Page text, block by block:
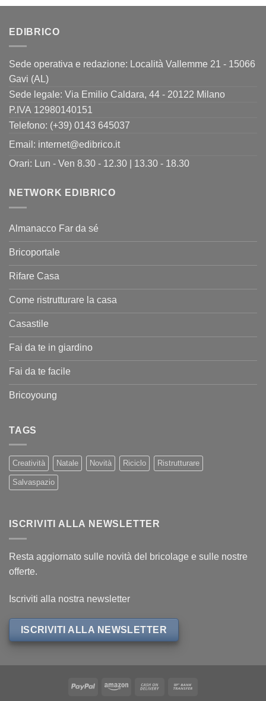
era:
è:
EDIBRICO
Sede operativa e redazione: Località Vallemme 21 - 15066
Gavi (AL)
Sede legale: Via Emilio Caldara, 44 - 20122 Milano
P.IVA 12980140151
Telefono: (+39) 0143 645037
Email: internet@edibrico.it
Orari: Lun - Ven 8.30 - 12.30 | 13.30 - 18.30
NETWORK EDIBRICO
Almanacco Far da sé
Bricoportale
Rifare Casa
Come ristrutturare la casa
Casastile
Fai da te in giardino
Fai da te facile
Bricoyoung
TAGS
Creatività Natale Novità Riciclo Ristrutturare
Salvaspazio
ISCRIVITI ALLA NEWSLETTER
Resta aggiornato sulle novità del bricolage e sulle nostre
offerte.
Iscriviti alla nostra newsletter
ISCRIVITI ALLA NEWSLETTER